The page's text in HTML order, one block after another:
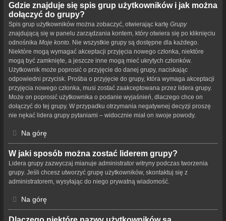
Gdzie znajduje się spis grup użytkowników i jak można
dołączyć do grupy?
Spis grup użytkowników można zobaczyć, otwierając kartę Grupy
znajdującą się w panelu zarządzania kontem, który otwiera się po kliknięciu
odnośnika Moje konto . Nie wszystkie grupy są dostępne dla każdego.
Niektóre mogą wymagać akceptacji przyjęcia nowego członka, niektóre
mogą być zamknięte, a jeszcze inne mogą mieć ukrytych członków.
Użytkownik może poprosić o przyjęcie do danej grupy, naciskając
odpowiedni przycisk. Prośba o przyjęcie do grupy, która wymaga akceptacji
przyjęcia nowego członka, musi zostać zaakceptowana przez lidera grupy.
Może on poprosić użytkownika o podanie wyjaśnień, dlaczego chce on
dołączyć do tej grupy. W przypadku otrzymania negatywnej decyzji proszę
nie nękać lidera grupy pytaniami – widocznie miał on swoje powody.
Na górę
W jaki sposób można zostać liderem grupy?
Lidera grupy zazwyczaj mianuje administrator witryny podczas tworzenia
grupy. Jeśli chcesz utworzyć grupę użytkowników, skontaktuj się z
administratorem, wysyłając do niego prywatną wiadomość.
Na górę